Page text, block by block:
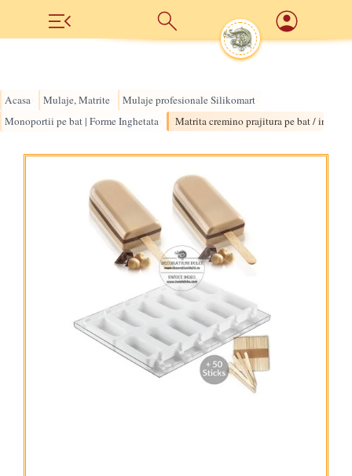
Acasa Mulaje, Matrite Mulaje profesionale Silikomart
Monoportii pe bat | Forme Inghetata Matrita cremino prajitura pe bat /